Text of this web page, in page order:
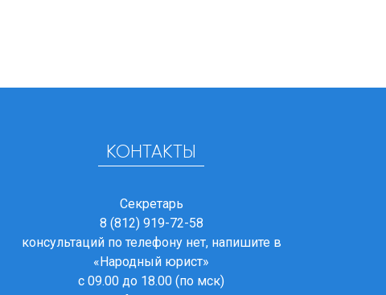
КОНТАКТЫ
Секретарь
8 (812) 919-72-58
консультаций по телефону нет, напишите в
«Народный юрист»
с 09.00 до 18.00 (по мск)